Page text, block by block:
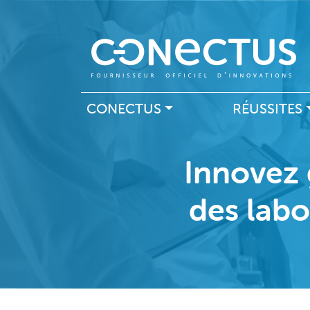
Navigation
CONECTUS RÉUSSITES
Innovez
des